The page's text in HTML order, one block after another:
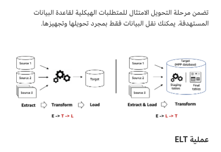
تضمن مرحلة التحويل الامتثال للمتطلبات الهيكلية لقاعدة البيانات
المستهدفة. يمكنك نقل البيانات فقط بمجرد تحويلها وتجهيزها.
عملية ELT